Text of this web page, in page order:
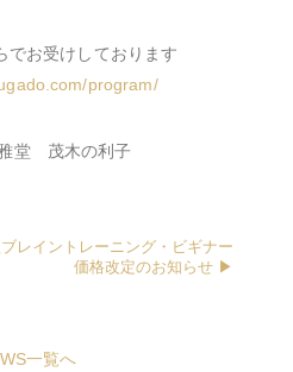
でお受けしております
program/
堂 茂木の利子
レイントレーニング・ビギナー
価格改定のお知らせ ▶︎
一覧へ